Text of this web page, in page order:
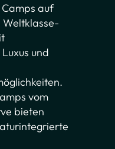
auf
Weltklasse-
und
vom
bieten